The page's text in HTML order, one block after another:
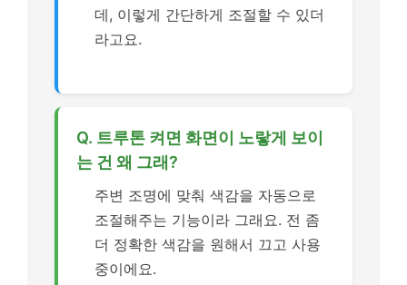
데, 이렇게 간단하게 조절할 수 있더
라고요.
Q. 트루톤 켜면 화면이 노랗게 보이
는 건 왜 그래?
주변 조명에 맞춰 색감을 자동으로
조절해주는 기능이라 그래요. 전 좀
더 정확한 색감을 원해서 끄고 사용
중이에요.